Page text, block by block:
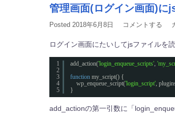
管理画面(ログイン画面)に
Posted 2018年6月8日 コメントする
ログイン画面にたいしてjsファイルを
1
2
3
4
5
add_action('login_enqueue_scripts',
function my_script() {
wp_enqueue_script('login_script',
}
add_actionの第一引数に「